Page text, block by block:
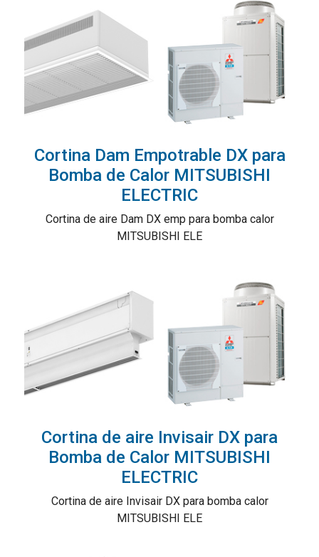
Cortina Dam Empotrable DX para
Bomba de Calor MITSUBISHI
ELECTRIC
Cortina de aire Dam DX emp para bomba calor
MITSUBISHI ELE
Cortina de aire Invisair DX para
Bomba de Calor MITSUBISHI
ELECTRIC
Cortina de aire Invisair DX para bomba calor
MITSUBISHI ELE